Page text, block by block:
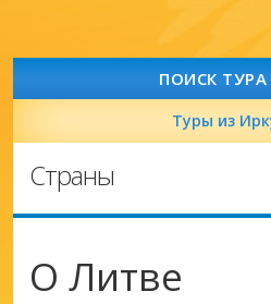
ПОИСК ТУРА
Туры из
Страны
О Литве